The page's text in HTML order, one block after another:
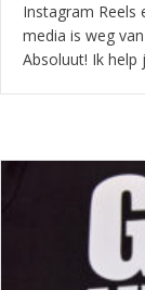
Instagram Reels
media is weg
Absoluut! Ik help